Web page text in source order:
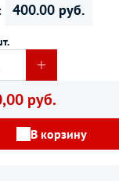
400.00 руб.
руб.
В корзину